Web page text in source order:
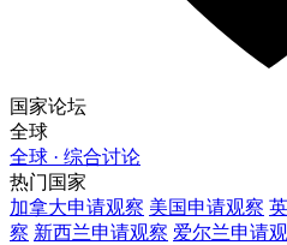
国家论坛
全球
全球 · 综合讨论
热门国家
加拿大申请观察 美国申请观察
察 新西兰申请观察 爱尔兰申请